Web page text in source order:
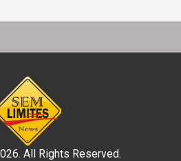
All Rights Reserved.